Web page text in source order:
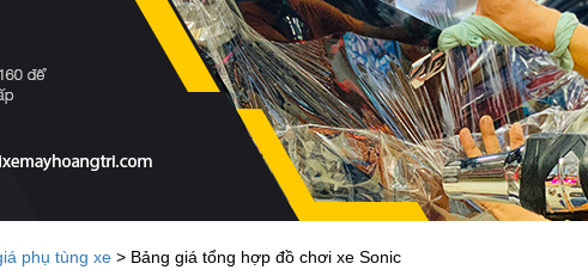
phụ tùng xe> Bảng giá tổng hợp đồ chơi xe Sonic